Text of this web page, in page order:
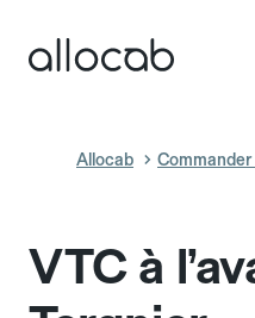
Allocab Commander
VTC à